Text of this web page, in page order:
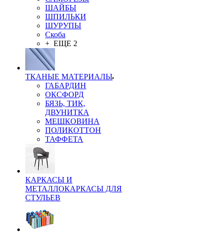
ШАЙБЫ
ШПИЛЬКИ
ШУРУПЫ
Скоба
+ ЕЩЕ 2
ТКАНЫЕ МАТЕРИАЛЫ
ГАБАРДИН
ОКСФОРД
БЯЗЬ, ТИК,
ДВУНИТКА
МЕШКОВИНА
ПОЛИКОТТОН
ТАФФЕТА
КАРКАСЫ И
МЕТАЛЛОКАРКАСЫ ДЛЯ
СТУЛЬЕВ